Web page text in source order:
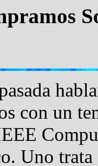
con un
Uno